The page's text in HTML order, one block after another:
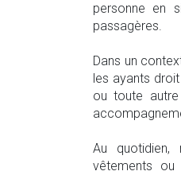
personne en
passagères.
Dans un
les ayants
ou toute
Au
vêtements